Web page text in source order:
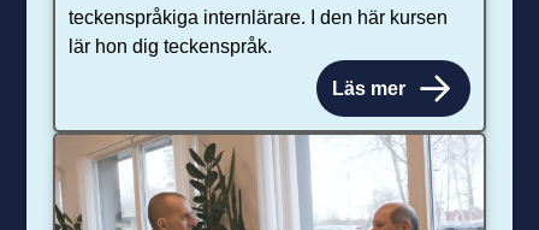
teckenspråkiga internlärare. I den här kursen
lär hon dig teckenspråk.
Läs mer